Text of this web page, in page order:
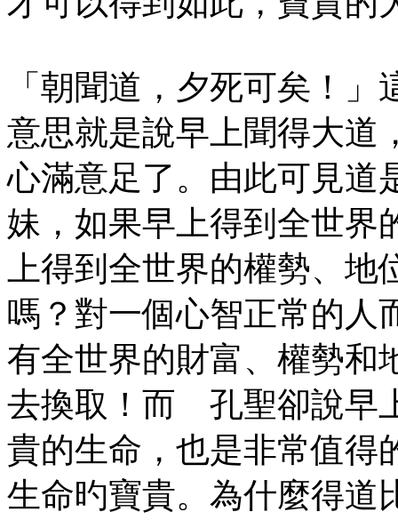
「朝聞道，夕死可矣！
意思就是說早上聞得大道
心滿意足了。由此可見道
妹，如果早上得到全世界
上得到全世界的權勢、
嗎？對一個心智正常的人
有全世界的財富、權勢和
去換取！而 孔聖卻說早
貴的生命，也是非常值得
生命旳寶貴。為什麼得道